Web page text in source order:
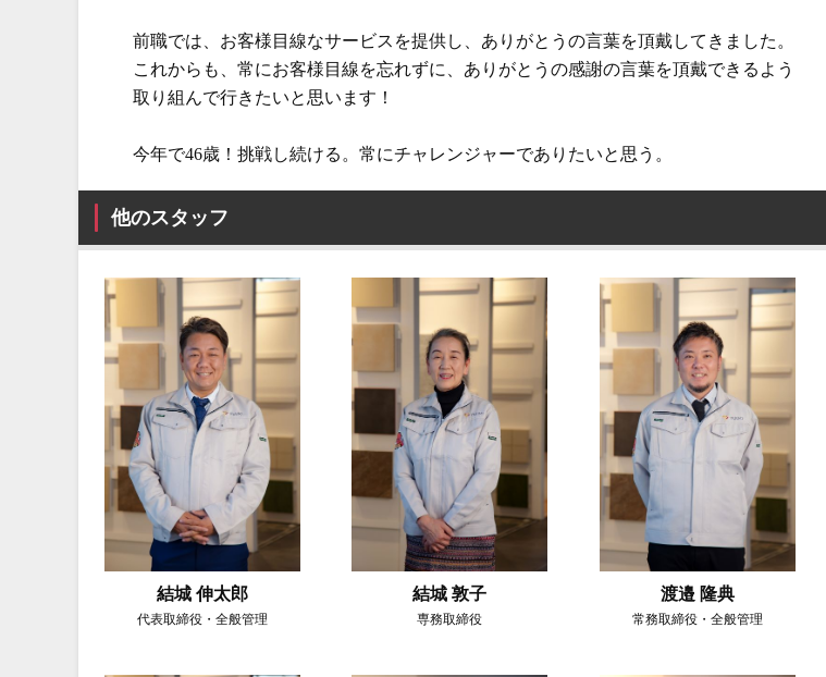
前職では、お客様目線なサービスを提供し、ありがとうの言葉を頂戴してきました。
これからも、常にお客様目線を忘れずに、ありがとうの感謝の言葉を頂戴できるよう
取り組んで行きたいと思います！
今年で46歳！挑戦し続ける。常にチャレンジャーでありたいと思う。
他のスタッフ
結城 伸太郎
代表取締役・全般管理
結城 敦子
専務取締役
渡邉 隆典
常務取締役・全般管理